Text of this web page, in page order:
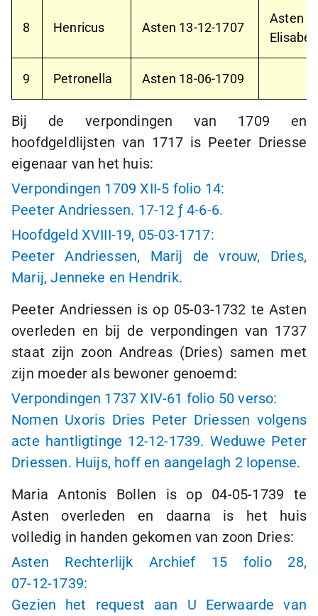
8 Henricus Asten 13-12-1707
Asten
9 Petronella Asten 18-06-1709
Bij de verpondingen van 1709 en
hoofdgeldlijsten van 1717 is Peeter Driesse
eigenaar van het huis:
Verpondingen 1709 XII-5 folio 14:
Peeter Andriessen. 17-12 ƒ 4-6-6.
Hoofdgeld XVIII-19, 05-03-1717:
Peeter Andriessen, Marij de vrouw, Dries,
Marij, Jenneke en Hendrik.
Peeter Andriessen is op 05-03-1732 te Asten
overleden en bij de verpondingen van 1737
staat zijn zoon Andreas (Dries) samen met
zijn moeder als bewoner genoemd:
Verpondingen 1737 XIV-61 folio 50 verso:
Nomen Uxoris Dries Peter Driessen volgens
acte hantligtinge 12-12-1739. Weduwe Peter
Driessen. Huijs, hoff en aangelagh 2 lopense.
Maria Antonis Bollen is op 04-05-1739 te
Asten overleden en daarna is het huis
volledig in handen gekomen van zoon Dries:
Asten Rechterlijk Archief 15 folio 28,
07-12-1739:
Gezien het request aan U Eerwaarde van